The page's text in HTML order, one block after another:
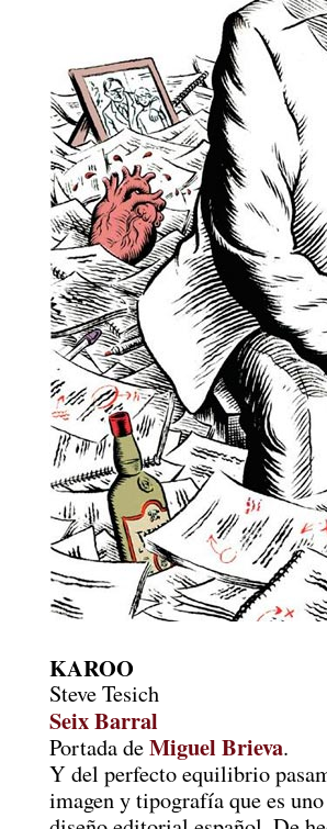
KAROO
Steve Tesich
Seix Barral
Portada deMiguel Brieva.
Y del perfecto equilibrio
imagen y tipografía que es